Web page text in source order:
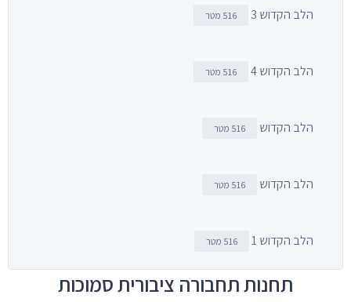
הלב הקדוש 3 516 מטר
הלב הקדוש 4 516 מטר
הלב הקדוש 516 מטר
הלב הקדוש 516 מטר
הלב הקדוש 1 516 מטר
תחנות תחבורה ציבורית סמוכות